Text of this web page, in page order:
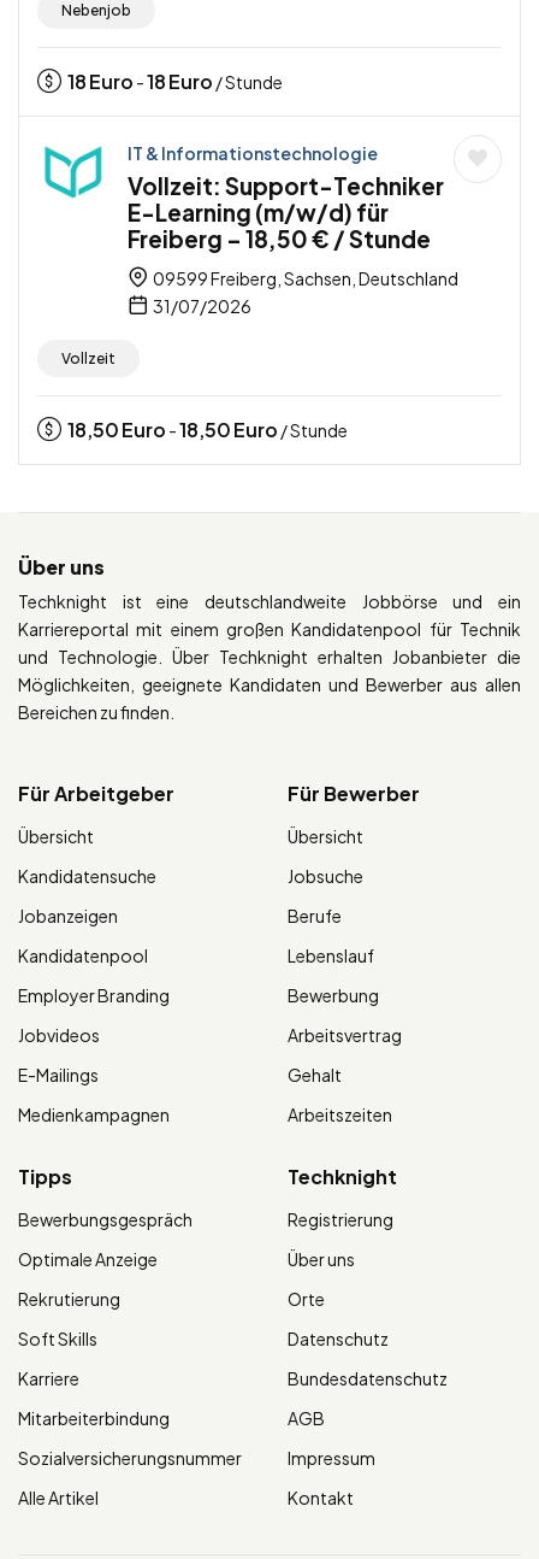
Nebenjob
18Euro -18Euro / Stunde
IT & Informationstechnologie
Vollzeit: Support-Techniker
E-Learning (m/w/d) für
Freiberg – 18,50 € / Stunde
09599 Freiberg, Sachsen, Deutschland
31/07/2026
Vollzeit
18,50Euro -18,50Euro / Stunde
Über uns
Techknight ist eine deutschlandweite Jobbörse und ein
Karriereportal mit einem großen Kandidatenpool für Technik
und Technologie. Über Techknight erhalten Jobanbieter die
Möglichkeiten, geeignete Kandidaten und Bewerber aus allen
Bereichen zu finden.
Für Arbeitgeber
Übersicht
Kandidatensuche
Jobanzeigen
Kandidatenpool
Employer Branding
Jobvideos
E-Mailings
Medienkampagnen
Für Bewerber
Übersicht
Jobsuche
Berufe
Lebenslauf
Bewerbung
Arbeitsvertrag
Gehalt
Arbeitszeiten
Tipps
Bewerbungsgespräch
Optimale Anzeige
Rekrutierung
Soft Skills
Karriere
Mitarbeiterbindung
Sozialversicherungsnummer
Alle Artikel
Techknight
Registrierung
Über uns
Orte
Datenschutz
Bundesdatenschutz
AGB
Impressum
Kontakt